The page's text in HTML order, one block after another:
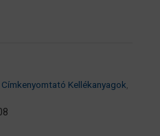
Címkenyomtató Kellékanyagok